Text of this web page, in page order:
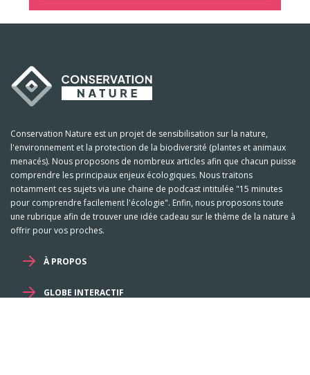
Conservation Nature est un projet de sensibilisation sur la nature,
l'environnement et la protection de la biodiversité (plantes et animaux
menacés). Nous proposons de nombreux articles afin que chacun puisse
comprendre les principaux enjeux écologiques. Nous traitons
notamment ces sujets via une chaine de podcast intitulée "15 minutes
pour comprendre facilement l'écologie". Enfin, nous proposons toute
une rubrique afin de trouver une idée cadeau sur le thème de la nature à
offrir pour vos proches.
À PROPOS
GLOBE INTERACTIF